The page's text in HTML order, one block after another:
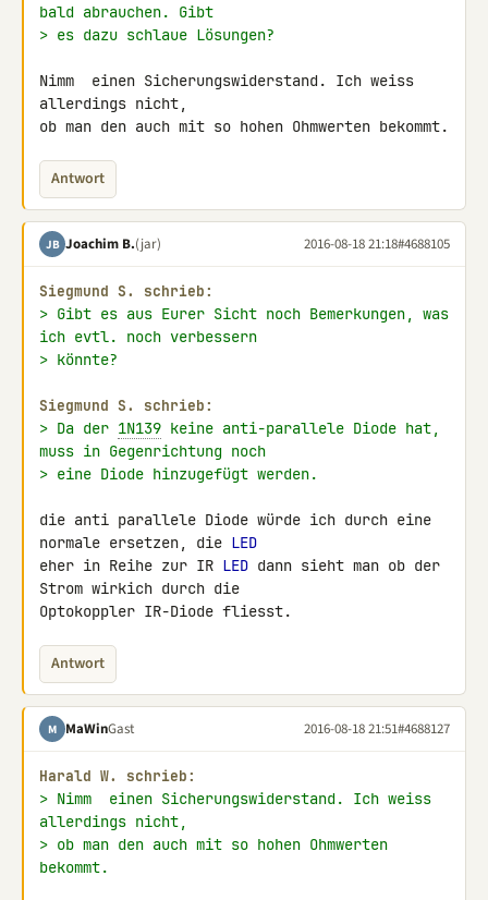
bald abrauchen. Gibt
> es dazu schlaue Lösungen?
Nimm  einen Sicherungswiderstand. Ich weiss
allerdings nicht,
ob man den auch mit so hohen Ohmwerten bekommt.
Antwort
JB Joachim B.(jar) 2016-08-18 21:18#4688105
Siegmund S. schrieb:
> Gibt es aus Eurer Sicht noch Bemerkungen, was
ich evtl. noch verbessern
> könnte?
Siegmund S. schrieb:
> Da der 1N139 keine anti-parallele Diode hat,
muss in Gegenrichtung noch
> eine Diode hinzugefügt werden.
die anti parallele Diode würde ich durch eine
normale ersetzen, die LED
eher in Reihe zur IR LED dann sieht man ob der
Strom wirkich durch die
Optokoppler IR-Diode fliesst.
Antwort
M MaWinGast 2016-08-18 21:51#4688127
Harald W. schrieb:
> Nimm  einen Sicherungswiderstand. Ich weiss
allerdings nicht,
> ob man den auch mit so hohen Ohmwerten
bekommt.